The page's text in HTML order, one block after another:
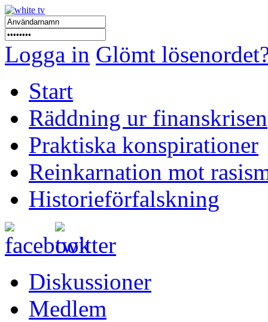
Logga in Glömt
Start
Räddning ur finanskrisen
Praktiska konspirationer
Reinkarnation mot
Historieförfalskning
Diskussioner
Medlem